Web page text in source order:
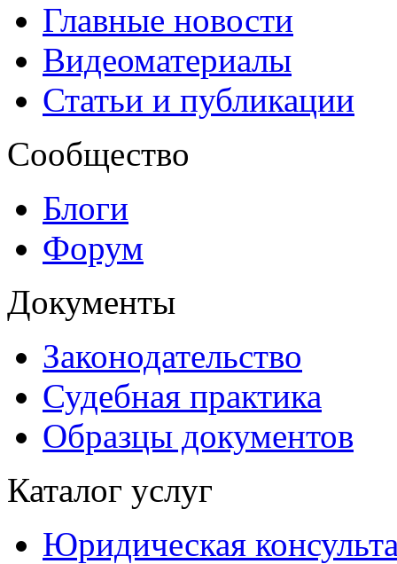
Главные новости
Видеоматериалы
Статьи и публикации
Сообщество
Блоги
Форум
Документы
Законодательство
Судебная практика
Образцы документов
Каталог услуг
Юридическая